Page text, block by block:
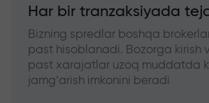
Har bir tranzaksiyada
Bizning spredlar boshqa
past hisoblanadi. Bozorga kirish
past xarajatlar uzoq muddatda
jamg‘arish imkonini beradi